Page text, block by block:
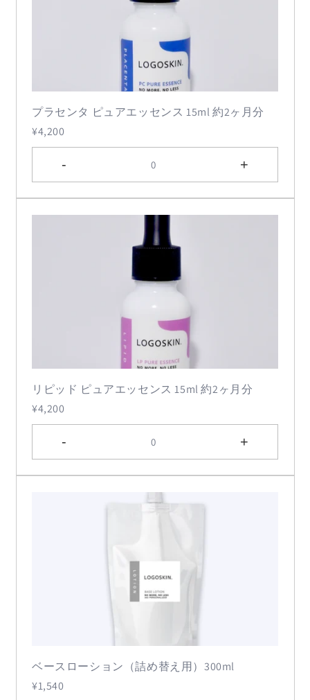
プラセンタ ピュアエッセンス 15ml 約2ヶ月分
¥4,200
- 0 +
リピッド ピュアエッセンス 15ml 約2ヶ月分
¥4,200
- 0 +
ベースローション（詰め替え用）300ml
¥1,540